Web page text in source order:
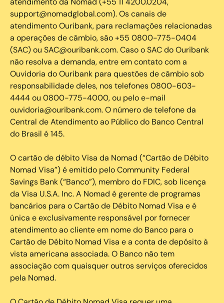
support@nomadglobal.com). Os canais de
atendimento Ouribank, para reclamações relacionadas
a operações de câmbio, são +55 0800-775-0404
(SAC) ou SAC@ouribank.com. Caso o SAC do Ouribank
não resolva a demanda, entre em contato com a
Ouvidoria do Ouribank para questões de câmbio sob
responsabilidade deles, nos telefones 0800-603-
4444 ou 0800-775-4000, ou pelo e-mail
ouvidoria@ouribank.com. O número de telefone da
Central de Atendimento ao Público do Banco Central
do Brasil é 145.
O cartão de débito Visa da Nomad (“Cartão de Débito
Nomad Visa”) é emitido pelo Community Federal
Savings Bank (“Banco”), membro do FDIC, sob licença
da Visa U.S.A. Inc. A Nomad é gerente de programas
bancários para o Cartão de Débito Nomad Visa e é
única e exclusivamente responsável por fornecer
atendimento ao cliente em nome do Banco para o
Cartão de Débito Nomad Visa e a conta de depósito à
vista americana associada. O Banco não tem
associação com quaisquer outros serviços oferecidos
pela Nomad.